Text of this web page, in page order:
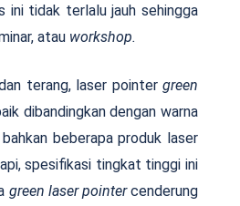
ini tidak terlalu jauh sehingga
atau workshop.
terang, laser pointer green
dibandingkan dengan warna
bahkan beberapa produk laser
spesifikasi tingkat tinggi ini
green laser pointercenderung